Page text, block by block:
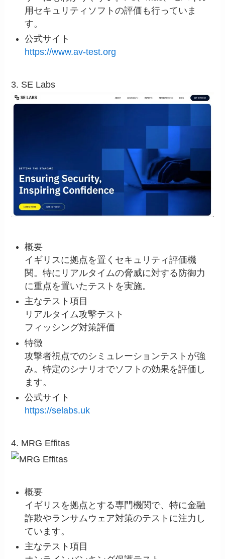
用セキュリティソフトの評価も行っていま
す。
公式サイト
https://www.av-test.org
3. SE Labs
概要
イギリスに拠点を置くセキュリティ評価機
関。特にリアルタイムの脅威に対する防御力
に重点を置いたテストを実施。
主なテスト項目
リアルタイム攻撃テスト
フィッシング対策評価
特徴
攻撃者視点でのシミュレーションテストが強
み。特定のシナリオでソフトの効果を評価し
ます。
公式サイト
https://selabs.uk
4. MRG Effitas
概要
イギリスを拠点とする専門機関で、特に金融
詐欺やランサムウェア対策のテストに注力し
ています。
主なテスト項目